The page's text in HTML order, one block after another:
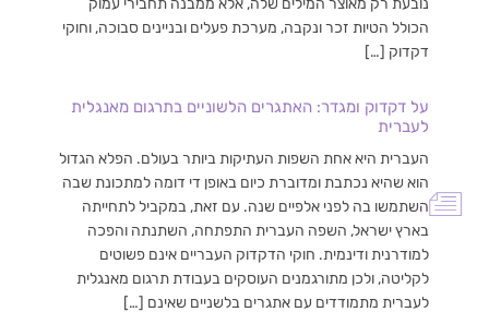
נובעת רק מאוצר המילים שלה, אלא ממבנה תחבירי עמוק
הכולל הטיות זכר ונקבה, מערכת פעלים ובניינים סבוכה, וחוקי
דקדוק […]
על דקדוק ומגדר: האתגרים הלשוניים בתרגום מאנגלית
לעברית
העברית היא אחת השפות העתיקות ביותר בעולם. הפלא הגדול
הוא שהיא נכתבת ומדוברת כיום באופן די דומה למתכונת שבה
השתמשו בה לפני אלפיים שנה. עם זאת, במקביל לתחייתה
בארץ ישראל, השפה העברית התפתחה, השתנתה והפכה
למודרנית ודינמית. חוקי הדקדוק העבריים אינם פשוטים
לקליטה, ולכן מתורגמנים העוסקים בעבודת תרגום מאנגלית
לעברית מתמודדים עם אתגרים בלשניים שאינם […]